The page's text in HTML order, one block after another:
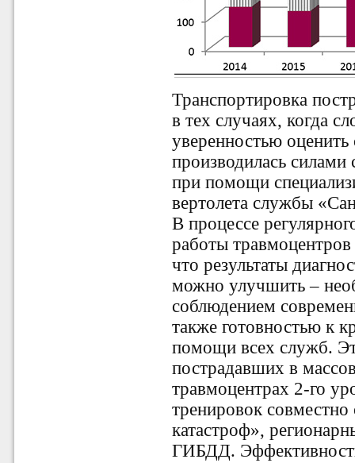
Транспортировка
в тех случаях, когда
уверенностью оценить
производилась
при помощи
вертолета службы
В процессе
работы
что результаты
можно улучшить –
соблюдением
также готовностью к
помощи всех служб.
пострадавших в
травмоцентрах 2-го
тренировок
катастроф»,
ГИБДД.